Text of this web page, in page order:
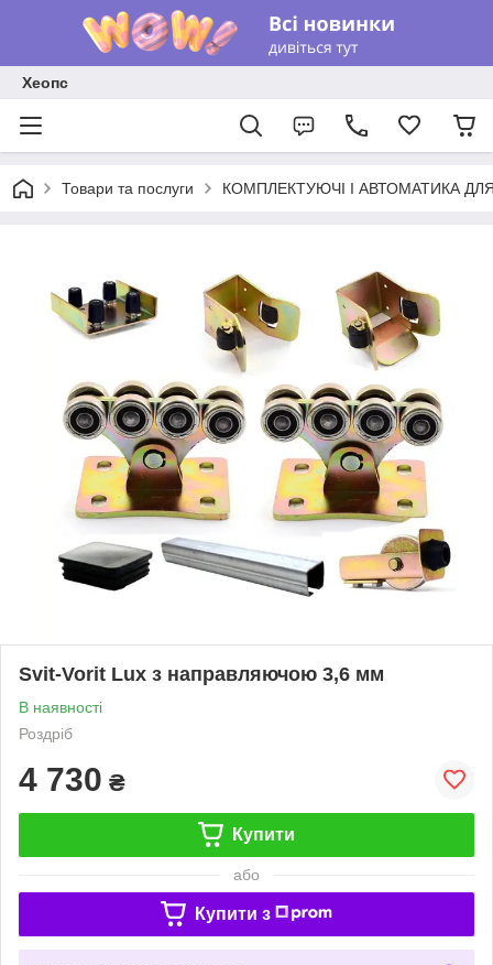
Хеопс
Товари та послуги КОМПЛЕКТУЮЧІ І АВТОМАТИКА
Svit-Vorit Lux з направляючою 3,6 мм
В наявності
Роздріб
4 730 ₴
Купити
або
Купити з